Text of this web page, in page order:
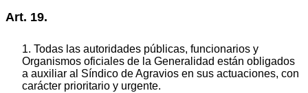
Art. 19.
1. Todas las autoridades públicas, funcionarios y
Organismos oficiales de la Generalidad están obligados
a auxiliar al Síndico de Agravios en sus actuaciones, con
carácter prioritario y urgente.